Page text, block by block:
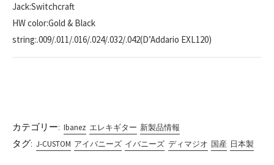
Jack:Switchcraft
HW color:Gold & Black
string:.009/.011/.016/.024/.032/.042(D’Addario EXL120)
カテゴリー: Ibanez エレキギター 新製品情報
タグ: J-CUSTOM アイバニーズ イバニーズ ディマジオ 国産 日本製